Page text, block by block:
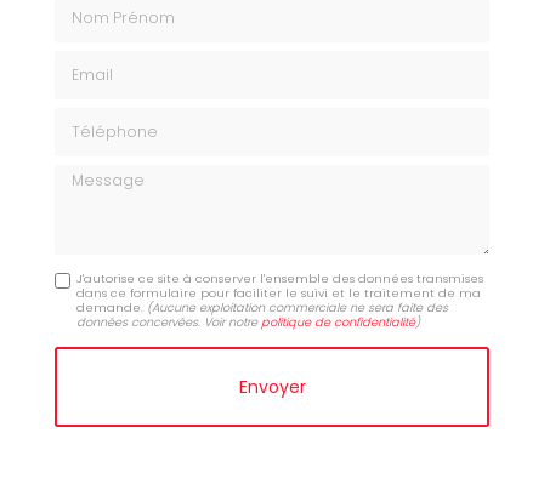
Message
J'autorise ce site à conserver l'ensemble des données transmises
dans ce formulaire pour faciliter le suivi et le traitement de ma
demande. (Aucune exploitation commerciale ne sera faite des
données concervées. Voir notrepolitique de confidentialité)